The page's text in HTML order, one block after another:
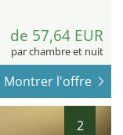
de 57,64 EUR
par chambre et nuit
Montrer l'offre
2